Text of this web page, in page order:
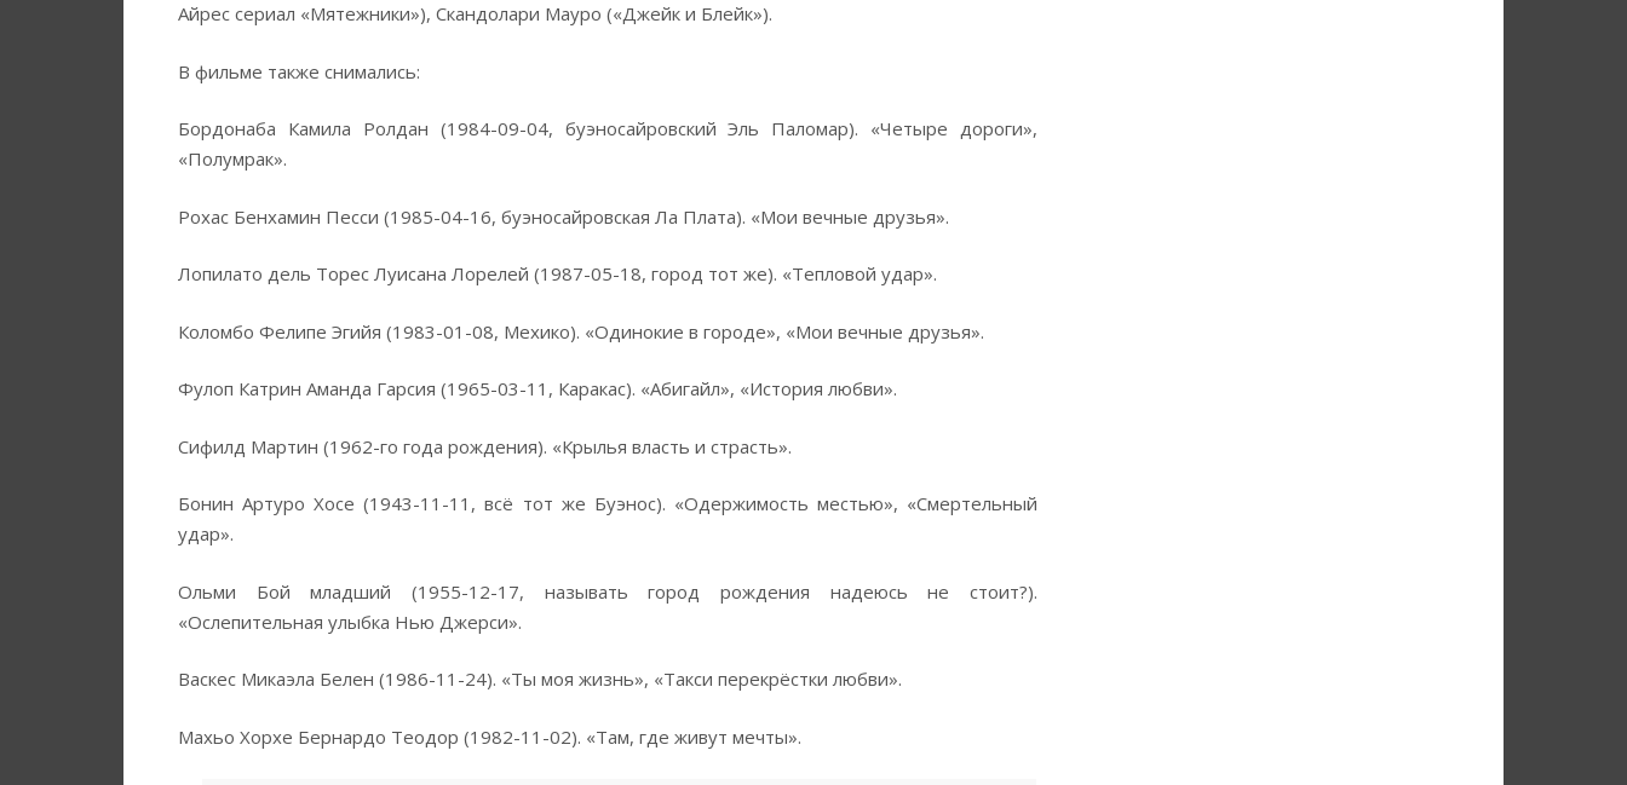
Айрес сериал «Мятежники»), Скандолари Мауро («Джейк и Блейк»).
В фильме также снимались:
Бордонаба Камила Ролдан (1984-09-04, буэносайровский Эль Паломар). «Четыре дороги»,
«Полумрак».
Рохас Бенхамин Песси (1985-04-16, буэносайровская Ла Плата). «Мои вечные друзья».
Лопилато дель Торес Луисана Лорелей (1987-05-18, город тот же). «Тепловой удар».
Коломбо Фелипе Эгийя (1983-01-08, Мехико). «Одинокие в городе», «Мои вечные друзья».
Фулоп Катрин Аманда Гарсия (1965-03-11, Каракас). «Абигайл», «История любви».
Сифилд Мартин (1962-го года рождения). «Крылья власть и страсть».
Бонин Артуро Хосе (1943-11-11, всё тот же Буэнос). «Одержимость местью», «Смертельный
удар».
Ольми Бой младший (1955-12-17, называть город рождения надеюсь не стоит?).
«Ослепительная улыбка Нью Джерси».
Васкес Микаэла Белен (1986-11-24). «Ты моя жизнь», «Такси перекрёстки любви».
Махьо Хорхе Бернардо Теодор (1982-11-02). «Там, где живут мечты».